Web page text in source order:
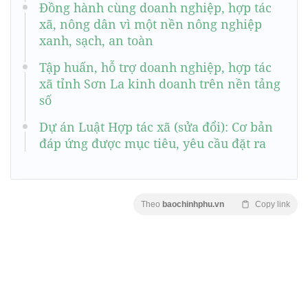
Đồng hành cùng doanh nghiệp, hợp tác
xã, nông dân vì một nền nông nghiệp
xanh, sạch, an toàn
Tập huấn, hỗ trợ doanh nghiệp, hợp tác
xã tỉnh Sơn La kinh doanh trên nền tảng
số
Dự án Luật Hợp tác xã (sửa đổi): Cơ bản
đáp ứng được mục tiêu, yêu cầu đặt ra
Theo baochinhphu.vn Copy link